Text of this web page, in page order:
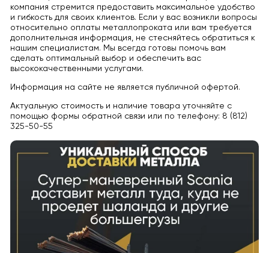
компания стремится предоставить максимальное удобство
и гибкость для своих клиентов. Если у вас возникли вопросы
относительно оплаты металлопроката или вам требуется
дополнительная информация, не стесняйтесь обратиться к
нашим специалистам. Мы всегда готовы помочь вам
сделать оптимальный выбор и обеспечить вас
высококачественными услугами.
Информация на сайте не является публичной офертой.
Актуальную стоимость и наличие товара уточняйте с
помощью формы обратной связи или по телефону: 8 (812)
325-50-55